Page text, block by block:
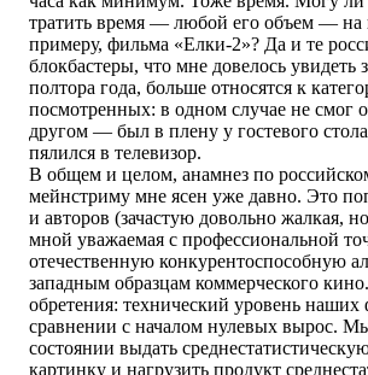
тратить время — любой его объем — на
примеру, фильма «Елки-2»? Да и те
блокбастеры, что мне довелось увидеть
полтора года, больше относятся к
посмотренных: в одном случае не смог
другом — был в плену у гостевого
пялился в телевизор.
В общем и целом, анамнез по
мейнстриму мне ясен уже давно. Это
и авторов (зачастую довольно жалкая,
мной уважаемая с профессиональной
отечественную конкурентоспособную
западным образцам коммерческого
обретения: технический уровень наших
сравнении с началом нулевых вырос.
состоянии выдать
картинку и нагрузить продукт